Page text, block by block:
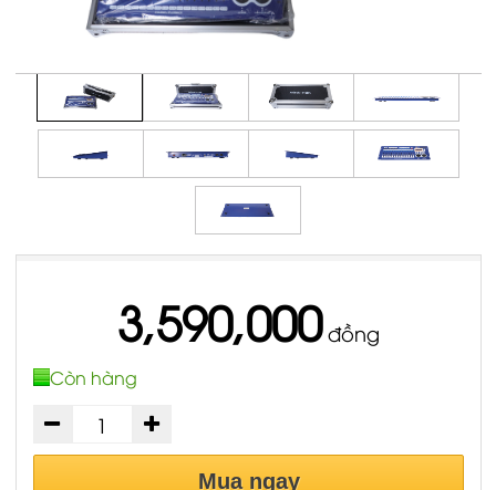
3,590,000đồng
Còn hàng
Mua ngay